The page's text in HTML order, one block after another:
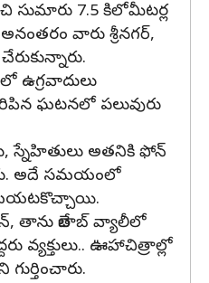
సుమారు 7.5 కిలోమీటర్ల
వారు శ్రీనగర్‌,
ఉగ్రవాదులు
ఘటనలో పలువురు
స్నేహితులు అతనికి ఫోన్
అదే సమయంలో
బయటకొచ్చాయి.
తాను బేతాబ్‌ వ్యాలీలో
వ్యక్తులు.. ఊహాచిత్రాల్లో